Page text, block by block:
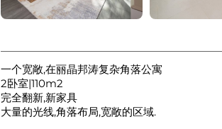
一个宽敞,在丽晶邦涛复杂角落公寓
2卧室|110m2
完全翻新,新家具
大量的光线,角落布局,宽敞的区域.